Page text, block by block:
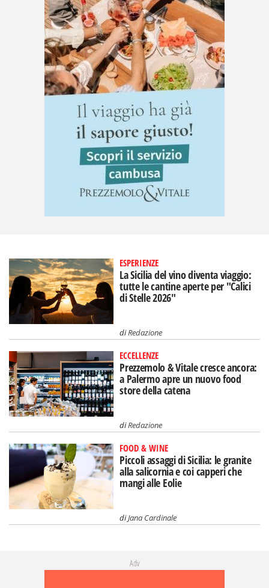
ESPERIENZE
La Sicilia del vino diventa viaggio:
tutte le cantine aperte per "Calici
di Stelle 2026"
diRedazione
ECCELLENZE
Prezzemolo & Vitale cresce ancora:
a Palermo apre un nuovo food
store della catena
diRedazione
FOOD & WINE
Piccoli assaggi di Sicilia: le granite
alla salicornia e coi capperi che
mangi alle Eolie
diJana Cardinale
Adv